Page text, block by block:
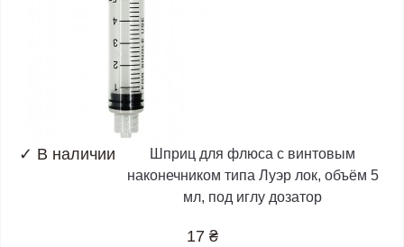
✓ В наличии
Шприц для флюса с винтовым
наконечником типа Луэр лок, объём 5
мл, под иглу дозатор
17 ₴